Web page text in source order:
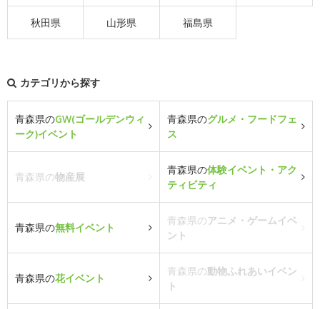
秋田県 山形県 福島県
カテゴリから探す
青森県のGW(ゴールデンウィ
ーク)イベント
青森県のグルメ・フードフェ
ス
青森県の物産展
青森県の体験イベント・アク
ティビティ
青森県の無料イベント
青森県のアニメ・ゲームイベ
ント
青森県の花イベント
青森県の動物ふれあいイベン
ト